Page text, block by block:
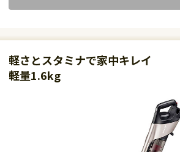
軽さとスタミナで家中キレイ
軽量1.6kg